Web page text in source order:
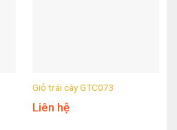
Giỏ trái cây GTC073
Liên hệ